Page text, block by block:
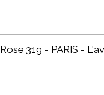
Rose 319 - PARIS -